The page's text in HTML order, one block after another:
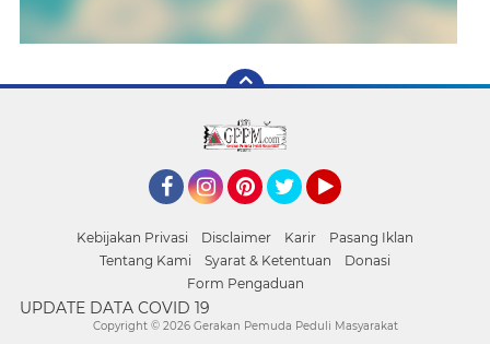
Kebijakan Privasi Disclaimer Karir
Pasang Iklan
Tentang Kami
Syarat & Ketentuan
Donasi
Form Pengaduan
UPDATE DATA COVID 19
Copyright © 2026 Gerakan Pemuda Peduli Masyarakat